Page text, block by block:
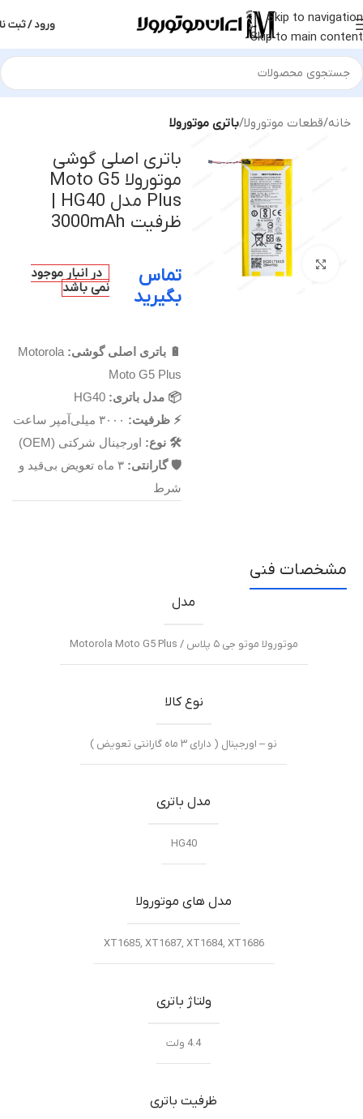
Skip to navigation
Skip to main content
ورود / ثبت
خانه قطعات موتورولا باتری موتورولا
بزرگنمایی تصویر
باتری اصلی گوشی
موتورولا Moto G5
ظرفیت 3000mAh
تماس
بگیرید
در انبار موجود
نمی باشد
🔋 باتری اصلی گوشی: Motorola
Moto G5 Plus
📦 مدل باتری:
⚡ ظرفیت:
🛠 نوع: اورجینال شرکتی (OEM)
🛡 گارانتی:
۳ ماه تعویض بی‌قید و
شرط
مشخصات فنی
مدل
موتورولا موتو جی ۵ پلاس / Motorola Moto G5 Plus
نوع کالا
نو – اورجینال ( دارای ۳ ماه گارانتی تعویض )
مدل باتری
HG40
مدل های موتورولا
XT1685, XT1687, XT1684, XT1686
ولتاژ باتری
4.4 ولت
ظرفیت باتری